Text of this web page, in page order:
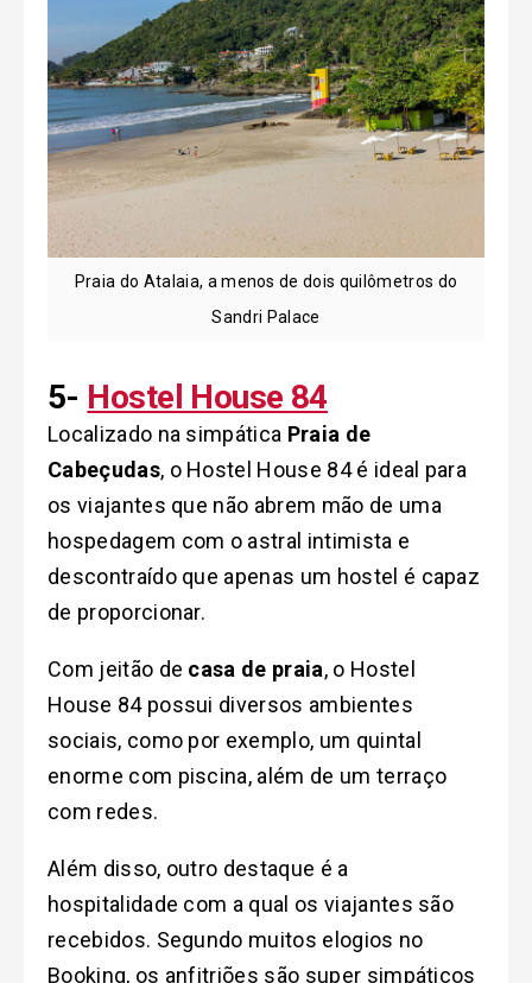
Praia do Atalaia, a menos de dois quilômetros do
Sandri Palace
5- Hostel House 84
Localizado na simpática Praia de
Cabeçudas, o Hostel House 84 é ideal para
os viajantes que não abrem mão de uma
hospedagem com o astral intimista e
descontraído que apenas um hostel é capaz
de proporcionar.
Com jeitão de casa de praia, o Hostel
House 84 possui diversos ambientes
sociais, como por exemplo, um quintal
enorme com piscina, além de um terraço
com redes.
Além disso, outro destaque é a
hospitalidade com a qual os viajantes são
recebidos. Segundo muitos elogios no
Booking, os anfitriões são super simpáticos